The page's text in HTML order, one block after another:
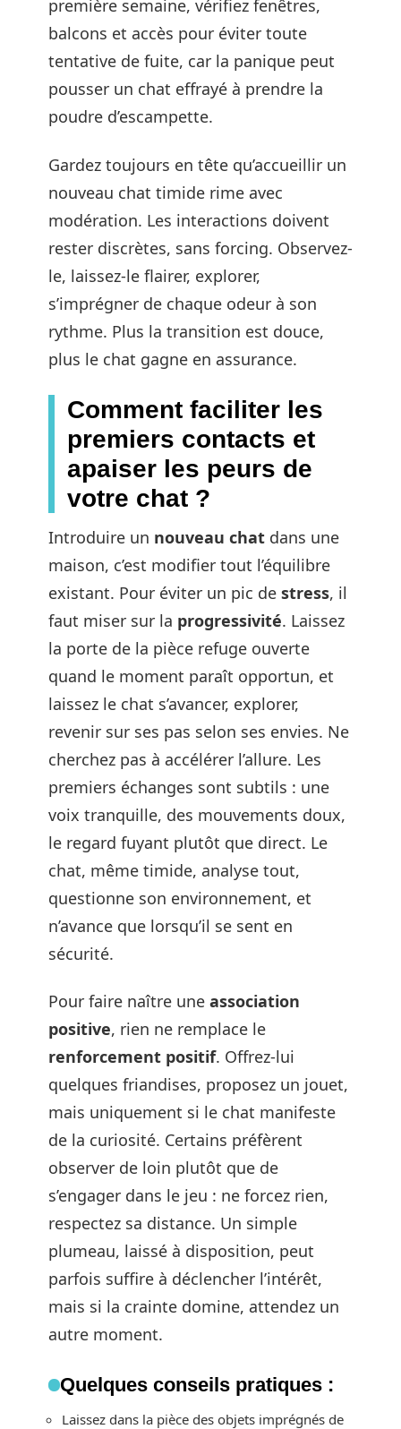
première semaine, vérifiez fenêtres,
balcons et accès pour éviter toute
tentative de fuite, car la panique peut
pousser un chat effrayé à prendre la
poudre d’escampette.
Gardez toujours en tête qu’accueillir un
nouveau chat timide rime avec
modération. Les interactions doivent
rester discrètes, sans forcing. Observez-
le, laissez-le flairer, explorer,
s’imprégner de chaque odeur à son
rythme. Plus la transition est douce,
plus le chat gagne en assurance.
Comment faciliter les
premiers contacts et
apaiser les peurs de
votre chat ?
Introduire un nouveau chat dans une
maison, c’est modifier tout l’équilibre
existant. Pour éviter un pic de stress, il
faut miser sur la progressivité. Laissez
la porte de la pièce refuge ouverte
quand le moment paraît opportun, et
laissez le chat s’avancer, explorer,
revenir sur ses pas selon ses envies. Ne
cherchez pas à accélérer l’allure. Les
premiers échanges sont subtils : une
voix tranquille, des mouvements doux,
le regard fuyant plutôt que direct. Le
chat, même timide, analyse tout,
questionne son environnement, et
n’avance que lorsqu’il se sent en
sécurité.
Pour faire naître une association
positive, rien ne remplace le
renforcement positif. Offrez-lui
quelques friandises, proposez un jouet,
mais uniquement si le chat manifeste
de la curiosité. Certains préfèrent
observer de loin plutôt que de
s’engager dans le jeu : ne forcez rien,
respectez sa distance. Un simple
plumeau, laissé à disposition, peut
parfois suffire à déclencher l’intérêt,
mais si la crainte domine, attendez un
autre moment.
Quelques conseils pratiques :
Laissez dans la pièce des objets imprégnés de